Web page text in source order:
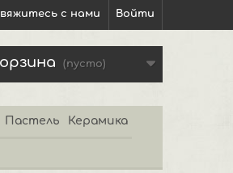
Войти
с нами
(пусто)
Пастель Керамика